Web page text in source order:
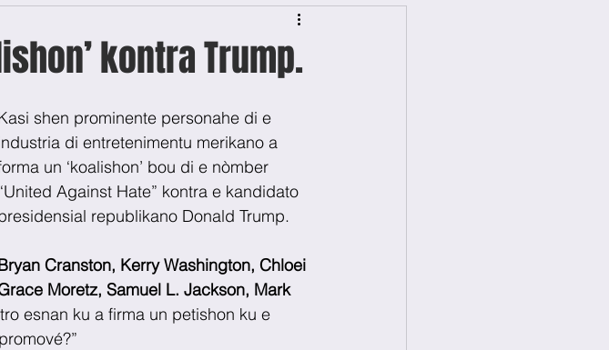
kontra Trump.
shen prominente personahe di e
di entretenimentu merikano a
un ‘koalishon’ bou di e nòmber
Against Hate” kontra e kandidato
republikano Donald Trump.
Cranston, Kerry Washington, Chloei
Moretz, Samuel L. Jackson, Mark
esnan ku a firma un petishon ku e